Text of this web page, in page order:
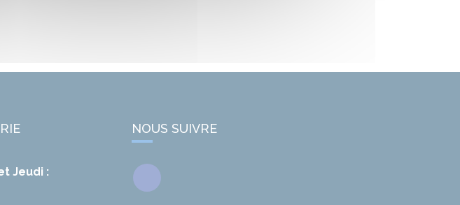
Jeudi :
NOUS SUIVRE
Facebook